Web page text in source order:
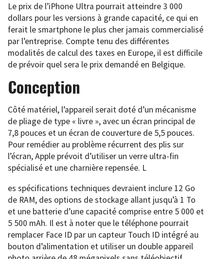
Le prix de l’iPhone Ultra pourrait atteindre 3 000
dollars pour les versions à grande capacité, ce qui en
ferait le smartphone le plus cher jamais commercialisé
par l’entreprise. Compte tenu des différentes
modalités de calcul des taxes en Europe, il est difficile
de prévoir quel sera le prix demandé en Belgique.
Conception
Côté matériel, l’appareil serait doté d’un mécanisme
de pliage de type « livre », avec un écran principal de
7,8 pouces et un écran de couverture de 5,5 pouces.
Pour remédier au problème récurrent des plis sur
l’écran, Apple prévoit d’utiliser un verre ultra-fin
spécialisé et une charnière repensée. L
es spécifications techniques devraient inclure 12 Go
de RAM, des options de stockage allant jusqu’à 1 To
et une batterie d’une capacité comprise entre 5 000 et
5 500 mAh. Il est à noter que le téléphone pourrait
remplacer Face ID par un capteur Touch ID intégré au
bouton d’alimentation et utiliser un double appareil